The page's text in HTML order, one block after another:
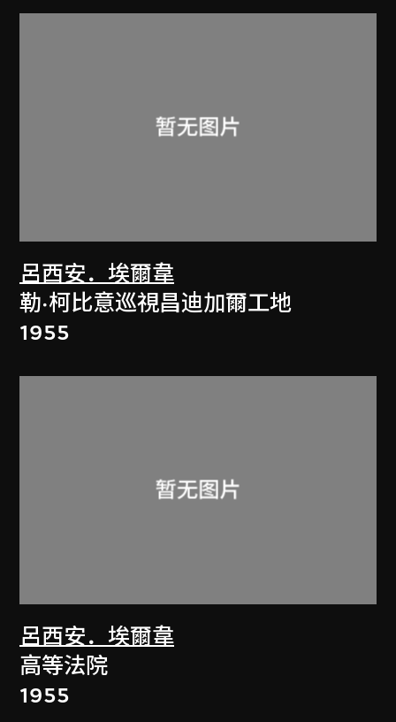
呂西安．埃爾韋
勒·柯比意巡視昌迪加爾工地
1955
呂西安．埃爾韋
高等法院
1955